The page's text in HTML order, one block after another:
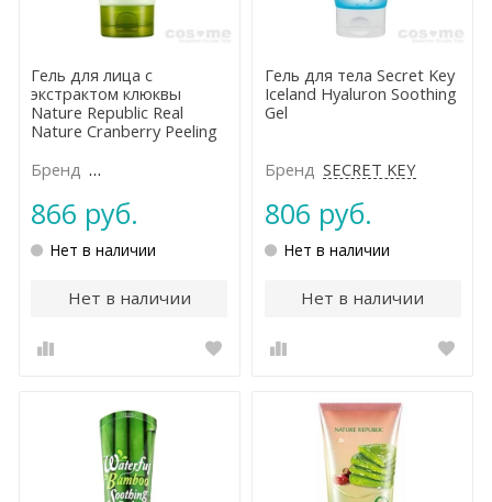
Гель для лица с
экстрактом клюквы
Nature Republic Real
Nature Cranberry Peeling
Бренд NATURE REPUBLIC
866 руб.
Нет в наличии
Нет в наличии
Гель для тела Secret Key
Iceland Hyaluron Soothing
Gel
Бренд SEСRET KEY
806 руб.
Нет в наличии
Нет в наличии